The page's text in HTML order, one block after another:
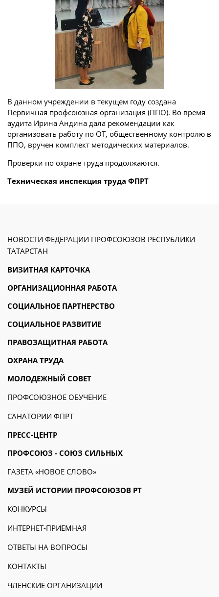
В данном учреждении в текущем году создана
Первичная профсоюзная организация (ППО). Во время
аудита Ирина Андина дала рекомендации как
организовать работу по ОТ, общественному контролю в
ППО, вручен комплект методических материалов.
Проверки по охране труда продолжаются.
Техническая инспекция труда ФПРТ
НОВОСТИ ФЕДЕРАЦИИ ПРОФСОЮЗОВ РЕСПУБЛИКИ
ТАТАРСТАН
ВИЗИТНАЯ КАРТОЧКА
ОРГАНИЗАЦИОННАЯ РАБОТА
СОЦИАЛЬНОЕ ПАРТНЕРСТВО
СОЦИАЛЬНОЕ РАЗВИТИЕ
ПРАВОЗАЩИТНАЯ РАБОТА
ОХРАНА ТРУДА
МОЛОДЕЖНЫЙ СОВЕТ
ПРОФСОЮЗНОЕ ОБУЧЕНИЕ
САНАТОРИИ ФПРТ
ПРЕСС-ЦЕНТР
ПРОФСОЮЗ - СОЮЗ СИЛЬНЫХ
ГАЗЕТА «НОВОЕ СЛОВО»
МУЗЕЙ ИСТОРИИ ПРОФСОЮЗОВ РТ
КОНКУРСЫ
ИНТЕРНЕТ-ПРИЕМНАЯ
ОТВЕТЫ НА ВОПРОСЫ
КОНТАКТЫ
ЧЛЕНСКИЕ ОРГАНИЗАЦИИ